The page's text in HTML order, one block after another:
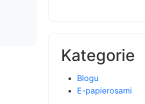
Kategorie
Blogu
E-papierosami